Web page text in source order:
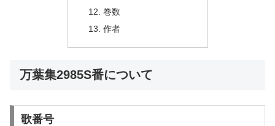
巻数
作者
万葉集2985S番について
歌番号